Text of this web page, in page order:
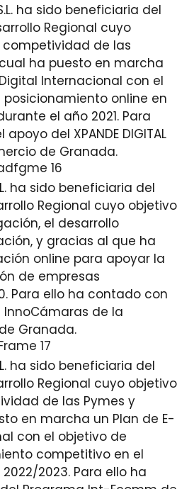
ha sido beneficiaria del
Regional cuyo
de las
ha puesto en marcha
Internacional con el
online en
el año 2021. Para
del XPANDE DIGITAL
de Granada.
ha sido beneficiaria del
Regional cuyo objetivo
el desarrollo
y gracias al que ha
online para apoyar la
de empresas
Para ello ha contado con
de la
Granada.
ha sido beneficiaria del
Regional cuyo objetivo
de las Pymes y
en marcha un Plan de E-
con el objetivo de
competitivo en el
2023. Para ello ha